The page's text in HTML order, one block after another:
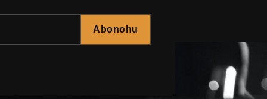
Abonohu